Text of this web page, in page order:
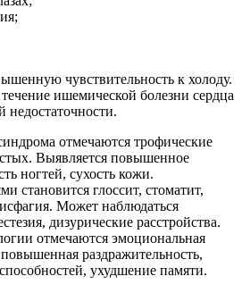
чувствительность к холоду.
ишемической болезни сердца
недостаточности.
отмечаются трофические
Выявляется повышенное
ногтей, сухость кожи.
становится глоссит, стоматит,
Может наблюдаться
дизурические расстройства.
отмечаются эмоциональная
раздражительность,
ухудшение памяти.